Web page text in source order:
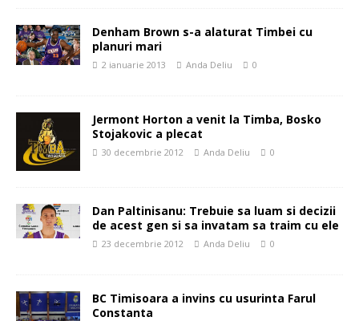
Denham Brown s-a alaturat Timbei cu
planuri mari
2 ianuarie 2013 Anda Deliu 0
Jermont Horton a venit la Timba, Bosko
Stojakovic a plecat
30 decembrie 2012 Anda Deliu 0
Dan Paltinisanu: Trebuie sa luam si decizii
de acest gen si sa invatam sa traim cu ele
23 decembrie 2012 Anda Deliu 0
BC Timisoara a invins cu usurinta Farul
Constanta